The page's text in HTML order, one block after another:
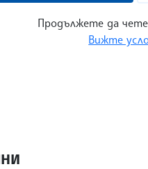
Продължете да
Вижте